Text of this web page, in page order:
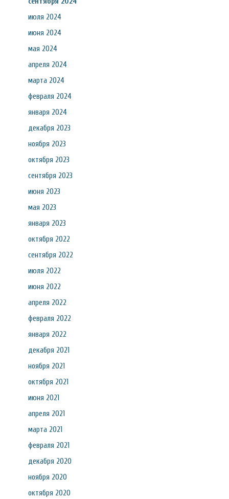
июля 2024
июня 2024
мая 2024
апреля 2024
марта 2024
февраля 2024
января 2024
декабря 2023
ноября 2023
октября 2023
сентября 2023
июня 2023
мая 2023
января 2023
октября 2022
сентября 2022
июля 2022
июня 2022
апреля 2022
февраля 2022
января 2022
декабря 2021
ноября 2021
октября 2021
июня 2021
апреля 2021
марта 2021
февраля 2021
декабря 2020
ноября 2020
октября 2020